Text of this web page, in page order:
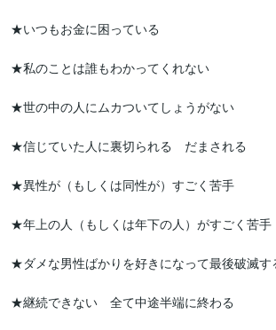
★いつもお金に困っている
★私のことは誰もわかってくれない
★世の中の人にムカついてしょうがない
★信じていた人に裏切られる　だまされる
★異性が（もしくは同性が）すごく苦手
★年上の人（もしくは年下の人）がすごく苦手
★ダメな男性ばかりを好きになって最後破滅す
★継続できない　全て中途半端に終わる